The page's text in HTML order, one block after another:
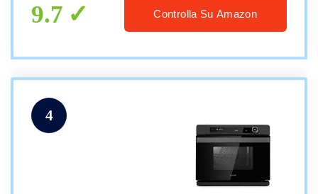
9.7 Controlla Su Amazon
4